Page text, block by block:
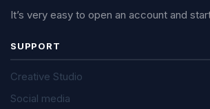
It’s very easy to open an account and
SUPPORT
Creative Studio
Social media